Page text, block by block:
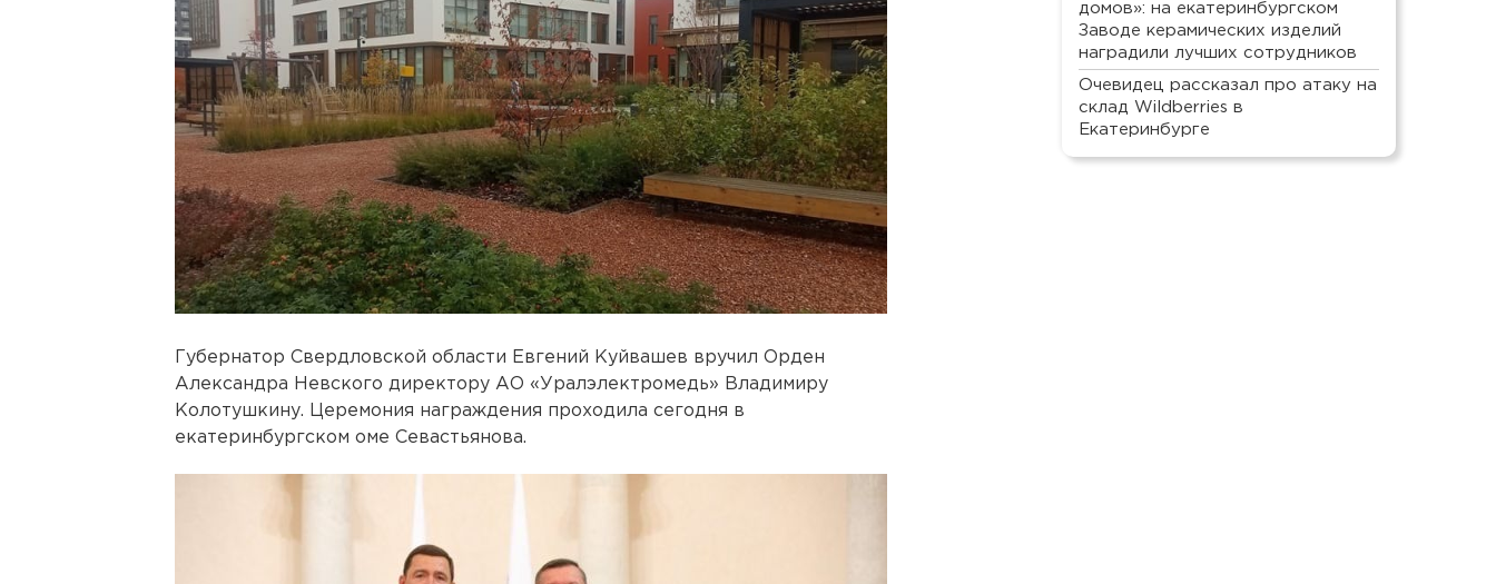
Губернатор Свердловской области Евгений Куйвашев вручил Орден
Александра Невского директору АО «Уралэлектромедь» Владимиру
Колотушкину. Церемония награждения проходила сегодня в
екатеринбургском оме Севастьянова.
домов»: на екатеринбургском
Заводе керамических изделий
наградили лучших сотрудников
Очевидец рассказал про атаку на
склад Wildberries в
Екатеринбурге